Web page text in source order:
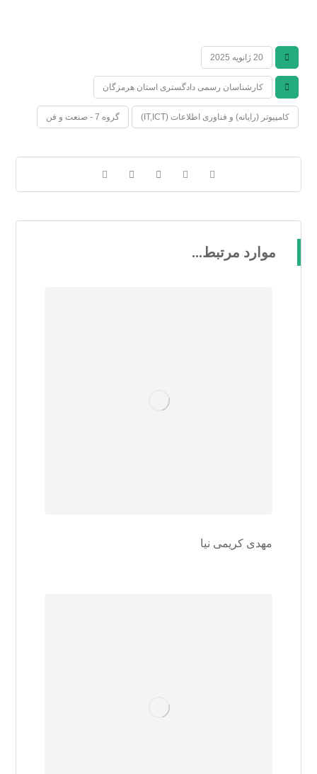
20 ژانویه 2025
کارشناسان رسمی دادگستری استان هرمزگان
کامپیوتر (رایانه) و فناوری اطلاعات (IT,ICT) گروه 7 - صنعت و فن
موارد مرتبط...
مهدی کریمی نیا